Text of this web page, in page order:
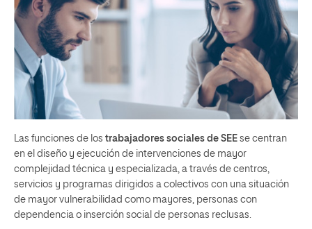
Las funciones de los trabajadores sociales de SEE se centran
en el diseño y ejecución de intervenciones de mayor
complejidad técnica y especializada, a través de centros,
servicios y programas dirigidos a colectivos con una situación
de mayor vulnerabilidad como mayores, personas con
dependencia o inserción social de personas reclusas.